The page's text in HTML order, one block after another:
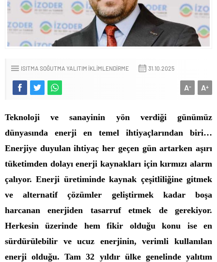
ISITMA SOĞUTMA YALITIM İKLIMLENDIRME 31.10.2025
A+
A-
Teknoloji ve sanayinin yön verdiği günümüz
dünyasında enerji en temel ihtiyaçlarından biri…
Enerjiye duyulan ihtiyaç her geçen gün artarken aşırı
tüketimden dolayı enerji kaynakları için kırmızı alarm
çalıyor. Enerji üretiminde kaynak çeşitliliğine gitmek
ve alternatif çözümler geliştirmek kadar boşa
harcanan enerjiden tasarruf etmek de gerekiyor.
Herkesin üzerinde hem fikir olduğu konu ise en
sürdürülebilir ve ucuz enerjinin, verimli kullanılan
enerji olduğu. Tam 32 yıldır ülke genelinde yalıtım